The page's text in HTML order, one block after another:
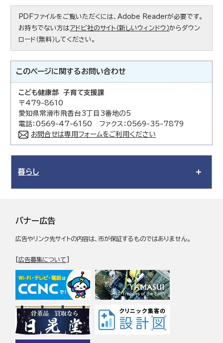
PDFファイルをご覧いただくには、Adobe Readerが必要です。
お持ちでない方はアドビ社のサイト（新しいウィンドウ）からダウン
ロード（無料）してください。
このページに関する お問い合わせ
こども健康部 子育て支援課
〒479-8610
愛知県常滑市飛香台3丁目3番地の5
電話：0569-47-6150 ファクス：0569-35-7879
お問合せは専用フォームをご利用ください
暮らし
バナー広告
広告やリンク先サイトの内容は、市が保証するものではありません。
[広告募集について